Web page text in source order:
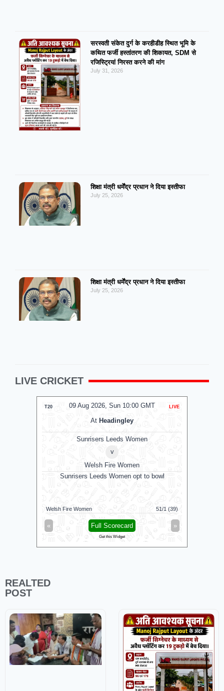
सरस्वती संकेत दुर्ग के करहीडीह स्थित भूमि के
कथित फर्जी हस्तांतरण की शिकायत, SDM से
रजिस्ट्रियां निरस्त करने की मांग
July 31, 2026
शिक्षा मंत्री धर्मेंद्र प्रधान ने दिया इस्तीफा
July 25, 2026
शिक्षा मंत्री धर्मेंद्र प्रधान ने दिया इस्तीफा
July 25, 2026
LIVE CRICKET
09 Aug 2026, Sun 10:00 GMT
T20 LIVE
At Headingley
Sunrisers Leeds Women
v
Welsh Fire Women
Sunrisers Leeds Women opt to bowl
Welsh Fire Women 51/1 (39)
« »
Full Scorecard
Get this Widget
REALTED
POST